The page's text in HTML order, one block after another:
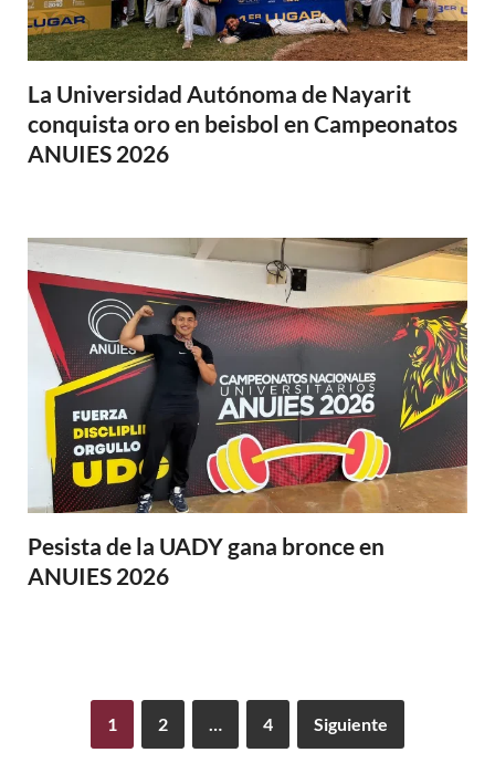
La Universidad Autónoma de Nayarit
conquista oro en beisbol en Campeonatos
ANUIES 2026
Pesista de la UADY gana bronce en
ANUIES 2026
1 2 4 Siguiente